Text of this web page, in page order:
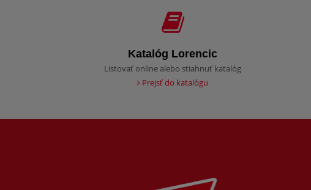
Katalóg Lorencic
Listovať online alebo stiahnuť katalóg
Prejsť do katalógu